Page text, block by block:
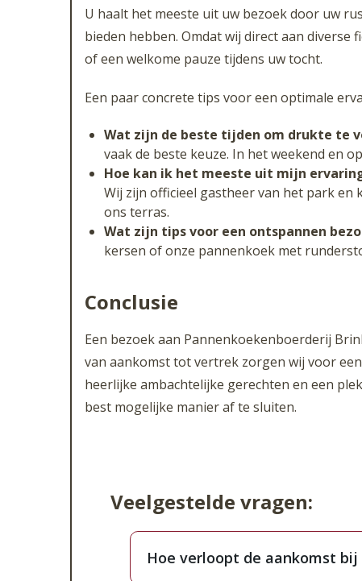
U haalt het meeste uit uw bezoek door uw
bieden hebben. Omdat wij direct aan
of een welkome pauze tijdens uw tocht.
Een paar concrete tips voor een optimale
Wat zijn de beste tijden om drukte te
vaak de beste keuze. In het weekend en
Hoe kan ik het meeste uit mijn
Wij zijn officieel gastheer van het park
ons terras.
Wat zijn tips voor een ontspannen
kersen of onze pannenkoek met
Conclusie
Een bezoek aan Pannenkoekenboerderij
van aankomst tot vertrek zorgen wij voor
heerlijke ambachtelijke gerechten en een
best mogelijke manier af te sluiten.
Veelgestelde vragen:
Hoe verloopt de aankomst